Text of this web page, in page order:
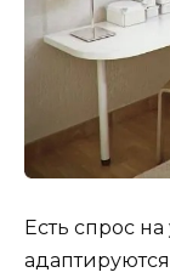
Есть спрос